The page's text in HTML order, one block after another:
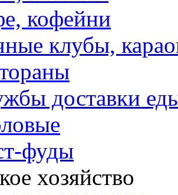
кофейни
клубы,
доставки
фуды
хозяйство